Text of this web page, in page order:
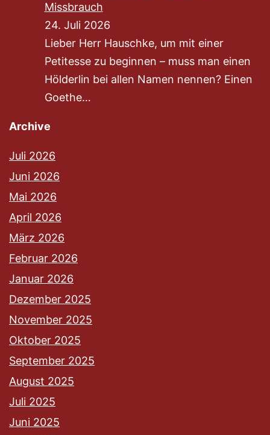
Missbrauch
24. Juli 2026
Lieber Herr Hauschke, um mit einer
Petitesse zu beginnen – muss man einen
Hölderlin bei allen Namen nennen? Einen
Goethe…
Archive
Juli 2026
Juni 2026
Mai 2026
April 2026
März 2026
Februar 2026
Januar 2026
Dezember 2025
November 2025
Oktober 2025
September 2025
August 2025
Juli 2025
Juni 2025